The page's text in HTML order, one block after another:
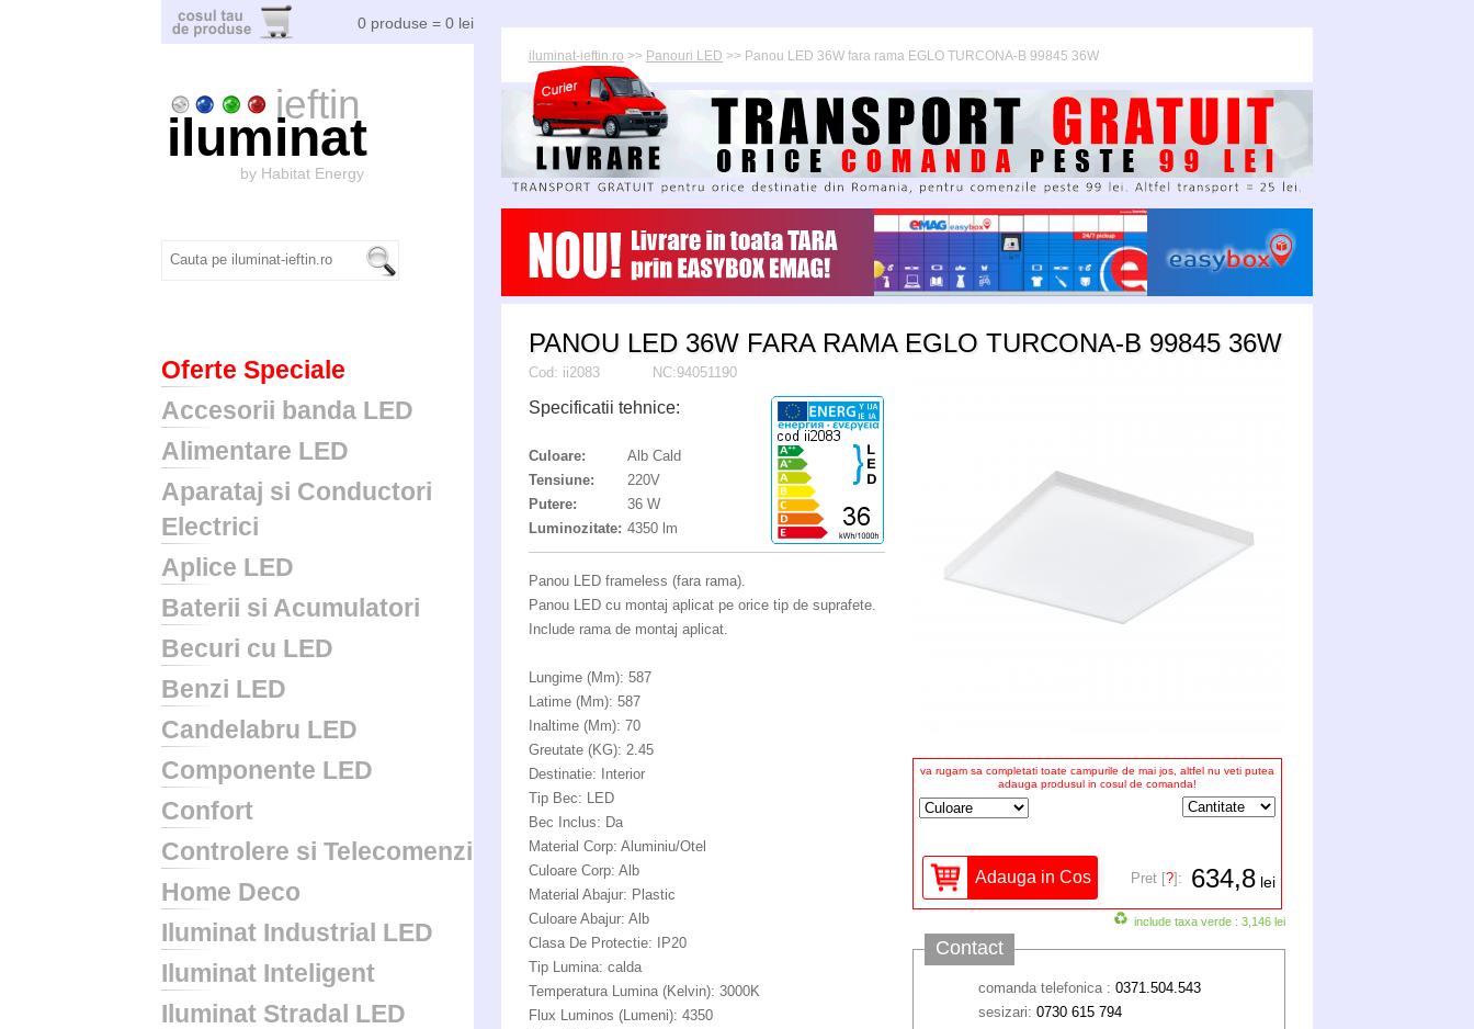
0 produse = 0 lei
ieftin
iluminat
by Habitat Energy
Oferte Speciale
Accesorii banda LED
Alimentare LED
Aparataj si Conductori
Electrici
Aplice LED
Baterii si Acumulatori
Becuri cu LED
Benzi LED
Candelabru LED
Componente LED
Confort
Controlere si Telecomenzi
Home Deco
Iluminat Industrial LED
Iluminat Inteligent
Iluminat Stradal LED
iluminat-ieftin.ro >> Panouri LED >> Panou LED 36W fara rama EGLO TURCONA-B 99845 36W
PANOU LED 36W FARA RAMA EGLO TURCONA-B 99845 36W
Cod: ii2083 NC:94051190
Specificatii tehnice:
Culoare:
Alb Cald
Tensiune:
220V
Putere:
36 W
Luminozitate: 4350 lm
Panou LED frameless (fara rama).
Panou LED cu montaj aplicat pe orice tip de suprafete.
Include rama de montaj aplicat.
Lungime (Mm): 587
Latime (Mm): 587
Inaltime (Mm): 70
Greutate (KG): 2.45
Destinatie: Interior
Tip Bec: LED
Bec Inclus: Da
Material Corp: Aluminiu/Otel
Culoare Corp: Alb
Material Abajur: Plastic
Culoare Abajur: Alb
Clasa De Protectie: IP20
Tip Lumina: calda
Temperatura Lumina (Kelvin): 3000K
Flux Luminos (Lumeni): 4350
va rugam sa completati toate campurile de mai jos, altfel nu veti putea
adauga produsul in cosul de comanda!
Pret [?]: 634,8 lei
include taxa verde : 3,146 lei
Contact
comanda telefonica : 0371.504.543
sesizari: 0730 615 794